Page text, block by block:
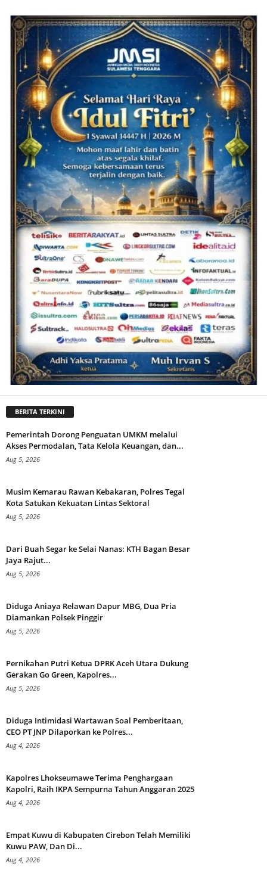
BERITA TERKINI
Pemerintah Dorong Penguatan UMKM melalui
Akses Permodalan, Tata Kelola Keuangan, dan...
Aug 5, 2026
Musim Kemarau Rawan Kebakaran, Polres Tegal
Kota Satukan Kekuatan Lintas Sektoral
Aug 5, 2026
Dari Buah Segar ke Selai Nanas: KTH Bagan Besar
Jaya Rajut...
Aug 5, 2026
Diduga Aniaya Relawan Dapur MBG, Dua Pria
Diamankan Polsek Pinggir
Aug 5, 2026
Pernikahan Putri Ketua DPRK Aceh Utara Dukung
Gerakan Go Green, Kapolres...
Aug 5, 2026
Diduga Intimidasi Wartawan Soal Pemberitaan,
CEO PT JNP Dilaporkan ke Polres...
Aug 4, 2026
Kapolres Lhokseumawe Terima Penghargaan
Kapolri, Raih IKPA Sempurna Tahun Anggaran 2025
Aug 4, 2026
Empat Kuwu di Kabupaten Cirebon Telah Memiliki
Kuwu PAW, Dan Di...
Aug 4, 2026